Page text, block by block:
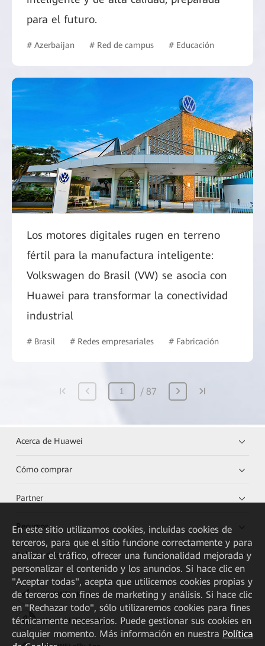
para el futuro.
# Azerbaijan # Red de campus # Educación
Los motores digitales rugen en terreno
fértil para la manufactura inteligente:
Volkswagen do Brasil (VW) se asocia con
Huawei para transformar la conectividad
industrial
# Brasil # Redes empresariales # Fabricación
87
Acerca de Huawei
Cómo comprar
Partner
Recursos
Enlaces directos
HUAWEI eKit App
Huawei HiKnow App
En este sitio utilizamos cookies, incluidas cookies de
terceros, para que el sitio funcione correctamente y para
analizar el tráfico, ofrecer una funcionalidad mejorada y
personalizar el contenido y los anuncios. Si hace clic en
"Aceptar todas", acepta que utilicemos cookies propias y
de terceros con fines de marketing y análisis. Si hace clic
en "Rechazar todo", sólo utilizaremos cookies para fines
técnicamente necesarios. Puede gestionar sus cookies en
cualquier momento. Más información en nuestra Política